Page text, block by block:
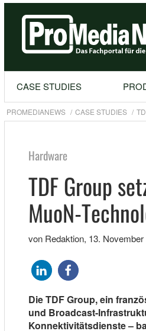
CASE STUDIES
PROMEDIANEWS CASE STUDIES
Hardware
TDF Group
MuoN-
von Redaktion, 13. November
Die TDF Group, ein
und Broadcast-
Konnektivitätsdienste –